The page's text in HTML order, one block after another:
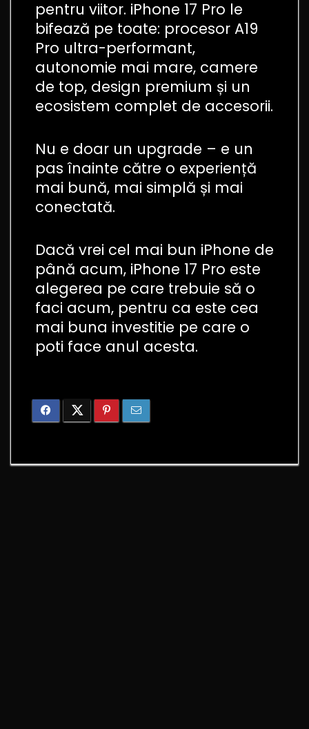
pentru viitor. iPhone 17 Pro le
bifează pe toate: procesor A19
Pro ultra-performant,
autonomie mai mare, camere
de top, design premium și un
ecosistem complet de accesorii.
Nu e doar un upgrade – e un
pas înainte către o experiență
mai bună, mai simplă și mai
conectată.
Dacă vrei cel mai bun iPhone de
până acum, iPhone 17 Pro este
alegerea pe care trebuie să o
faci acum, pentru ca este cea
mai buna investitie pe care o
poti face anul acesta.